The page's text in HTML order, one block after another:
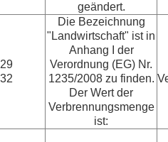
geändert.
Die Bezeichnung
"Landwirtschaft" ist in
Anhang I der
Verordnung (EG) Nr.
1235/2008 zu finden.
Der Wert der
Verbrennungsmenge
ist: